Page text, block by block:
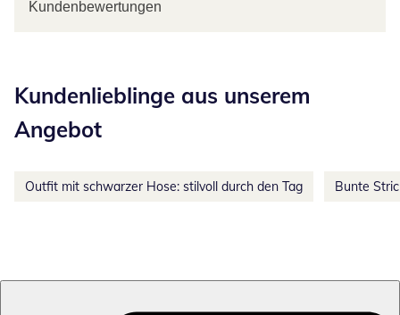
Kundenbewertungen
Kundenlieblinge aus unserem
Angebot
Outfit mit schwarzer Hose: stilvoll durch den Tag Bunte